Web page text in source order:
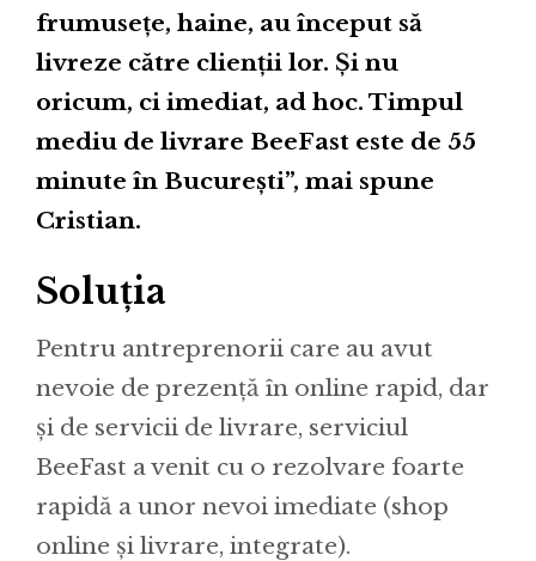
frumusețe, haine, au început să
livreze către clienții lor. Și nu
oricum, ci imediat, ad hoc. Timpul
mediu de livrare BeeFast este de 55
minute în București”, mai spune
Cristian.
Soluția
Pentru antreprenorii care au avut
nevoie de prezență în online rapid, dar
și de servicii de livrare, serviciul
BeeFast a venit cu o rezolvare foarte
rapidă a unor nevoi imediate (shop
online și livrare, integrate).